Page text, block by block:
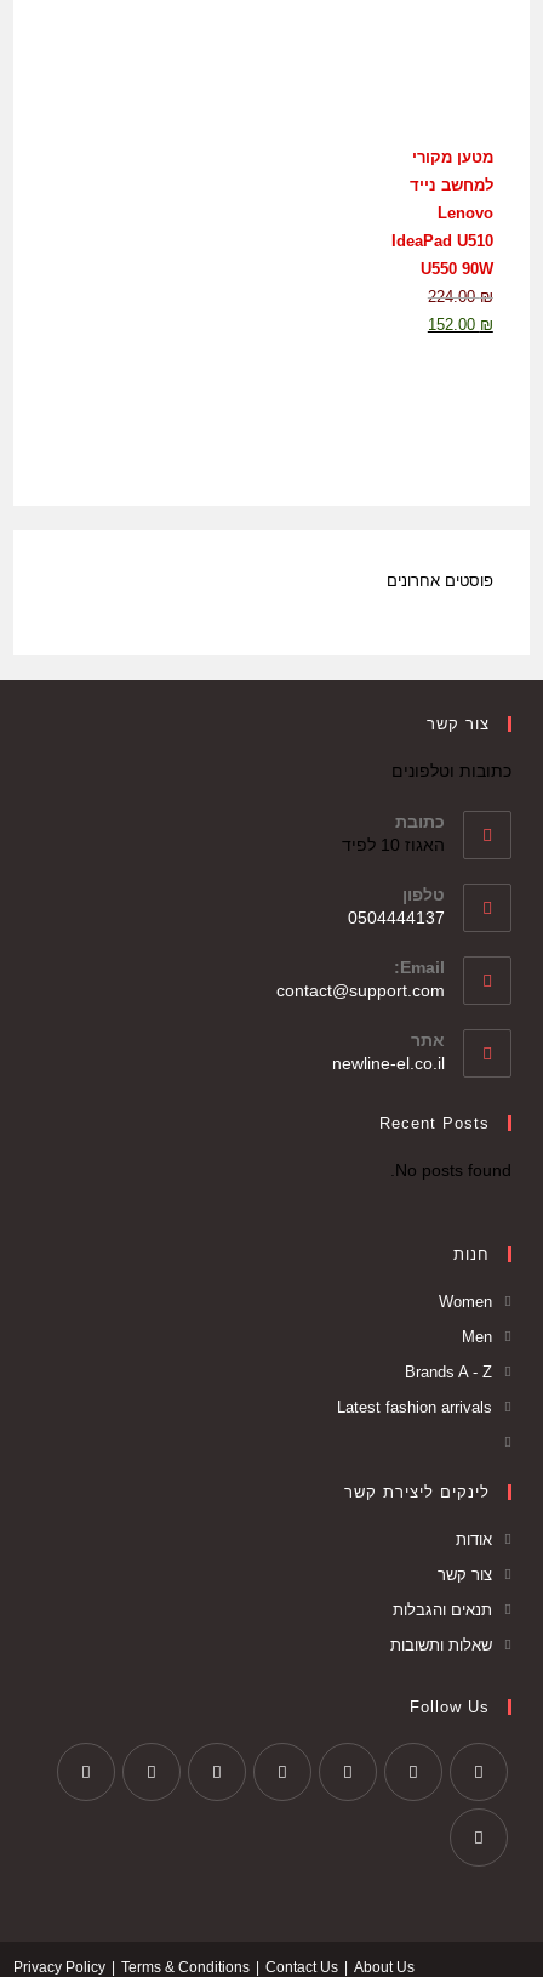
מטען מקורי
למחשב נייד
Lenovo
IdeaPad U510
U550 90W
224.00₪
152.00 ₪
פוסטים אחרונים
צור קשר
כתובות וטלפונים
כתובת
האגוז 10 לפיד
טלפון
0504444137
Email:
contact@support.com
אתר
newline-el.co.il
Recent Posts
No posts found.
חנות
Women
Men
Brands A - Z
Latest fashion arrivals
לינקים ליצירת קשר
אודות
צור קשר
תנאים והגבלות
שאלות ותשובות
Follow Us
About Us
Contact Us
Terms & Conditions
Privacy Policy